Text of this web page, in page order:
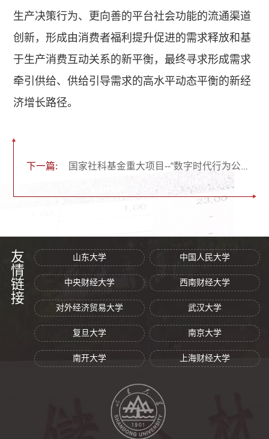
生产决策行为、更向善的平台社会功能的流通渠道
创新，形成由消费者福利提升促进的需求释放和基
于生产消费互动关系的新平衡，最终寻求形成需求
牵引供给、供给引导需求的高水平动态平衡的新经
济增长路径。
下一篇: 国家社科基金重大项目--“数字时代行为公司治理与利益相关者决策的脑机制研究”
友情链接 山东大学 中国人民大学
中央财经大学 西南财经大学
对外经济贸易大学 武汉大学
复旦大学 南京大学
南开大学 上海财经大学